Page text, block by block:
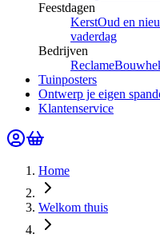
Feestdagen
KerstOud en
vaderdag
Bedrijven
Reclame
Tuinposters
Ontwerp je eigen
Klantenservice
Home
Welkom thuis